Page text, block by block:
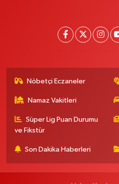
Nöbetçi Eczaneler
Namaz Vakitleri
Süper Lig Puan Durumu
ve Fikstür
Son Dakika Haberleri